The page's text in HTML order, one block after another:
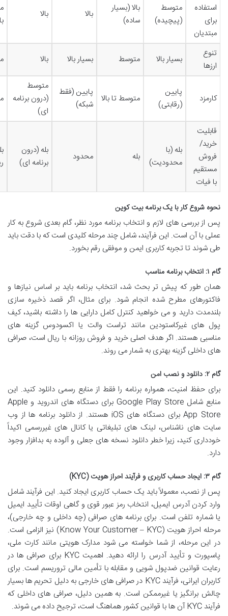
استفاده
برای
مبتدیان
متوسط
(پیچیده)
بالا (بسیار
ساده)
بالا بالا
تنوع
ارزها
بسیار بالا متوسط بسیار بالا بالا
کارمزد
پایین
(رقابتی)
متوسط تا بالا
پایین (فقط
شبکه)
متوسط
(درون برنامه
ای)
قابلیت
خرید/
فروش
مستقیم
با فیات
بله (با
محدودیت)
بله محدود
بله (درون
برنامه ای)
نحوه شروع کار با یک برنامه بیت کوین
پس از بررسی های لازم و انتخاب برنامه مورد نظر، گام بعدی شروع به کار
عملی با آن است. این فرآیند، شامل چند مرحله کلیدی است که با دقت باید
طی شوند تا تجربه کاربری ایمن و موفقی رقم بخورد.
گام ۱: انتخاب برنامه مناسب
همان طور که پیش تر بحث شد، انتخاب برنامه باید بر اساس نیازها و
فاکتورهای مطرح شده انجام شود. برای مثال، اگر قصد ذخیره سازی
بلندمدت دارید و می خواهید کنترل کامل دارایی ها را داشته باشید، کیف
پول های غیرکاستودین مانند تراست والت یا اکسودوس گزینه های
مناسبی هستند. اگر هدف اصلی خرید و فروش روزانه با ریال است، صرافی
های داخلی گزینه بهتری به شمار می روند.
گام ۲: دانلود و نصب امن
برای حفظ امنیت، همواره برنامه را فقط از منابع رسمی دانلود کنید. این
منابع شامل Google Play Store برای دستگاه های اندروید و Apple
App Store برای دستگاه های iOS هستند. از دانلود برنامه ها از وب
سایت های ناشناس، لینک های تبلیغاتی یا کانال های غیررسمی اکیداً
خودداری کنید، زیرا خطر دانلود نسخه های جعلی و آلوده به بدافزار وجود
دارد.
گام ۳: ایجاد حساب کاربری و فرآیند احراز هویت (KYC)
پس از نصب، معمولاً باید یک حساب کاربری ایجاد کنید. این فرآیند شامل
وارد کردن آدرس ایمیل، انتخاب رمز عبور قوی و گاهی اوقات تأیید ایمیل
یا شماره تلفن است. برای برنامه های صرافی (چه داخلی و چه خارجی)،
مرحله احراز هویت (Know Your Customer – KYC) نیز الزامی است.
در این مرحله، از شما خواسته می شود مدارک هویتی مانند کارت ملی،
پاسپورت و تأیید آدرس را ارائه دهید. اهمیت KYC برای صرافی ها در
رعایت قوانین ضدپول شویی و مقابله با تأمین مالی تروریسم است. برای
کاربران ایرانی، فرآیند KYC در صرافی های خارجی به دلیل تحریم ها بسیار
چالش برانگیز یا غیرممکن است. به همین دلیل، صرافی های داخلی که
فرآیند KYC آن ها با قوانین کشور هماهنگ است، ترجیح داده می شوند.